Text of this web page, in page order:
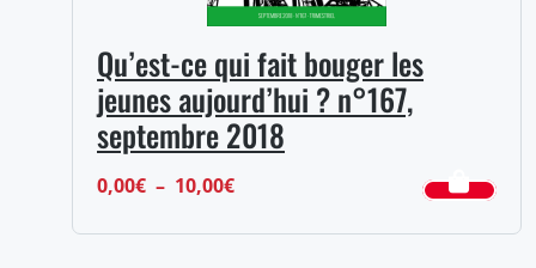
Qu’est-ce qui fait bouger les
jeunes aujourd’hui ? n°167,
septembre 2018
0,00€ – 10,00€Plage